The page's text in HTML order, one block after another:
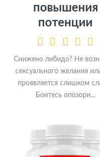
повышения
потенции
Снижено либидо? Не
сексуального желания
проявляется слишком
Боитесь опозори...